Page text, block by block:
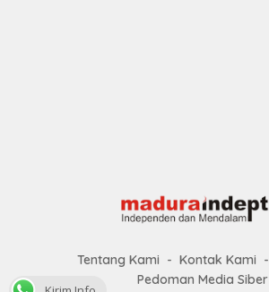
Tentang Kami Kontak Kami
Pedoman Media Siber